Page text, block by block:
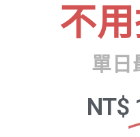
不用
單日
NT$